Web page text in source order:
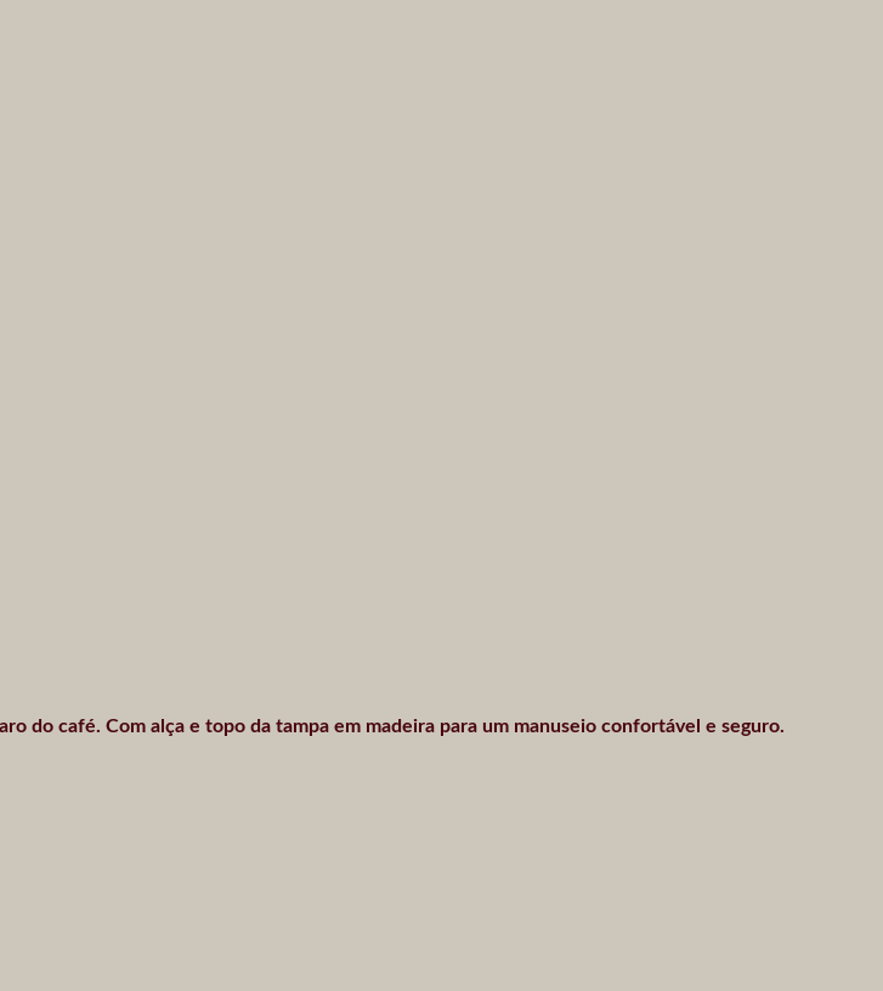
do café. Com alça e topo da tampa em madeira para um manuseio confortável e seguro.